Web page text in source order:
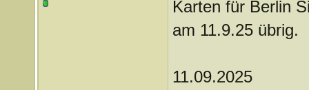
Karten für Berlin
am 11.9.25 übrig.
11.09.2025